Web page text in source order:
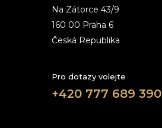
Na Zátorce 43/9
160 00 Praha 6
Česká Republika
Pro dotazy volejte
+420 777 689 390